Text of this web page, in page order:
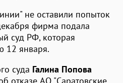
не оставили попыток
фирма подала
суд РФ, которая
12 января.
суда Галина Попова
отказе АО "Саратовские